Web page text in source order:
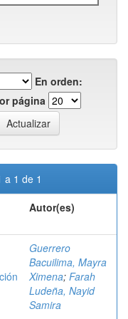
En orden:
página
a 1 de 1
Autor(es)
Guerrero
Bacuilima, Mayra
Ximena; Farah
Ludeña, Nayid
Samira